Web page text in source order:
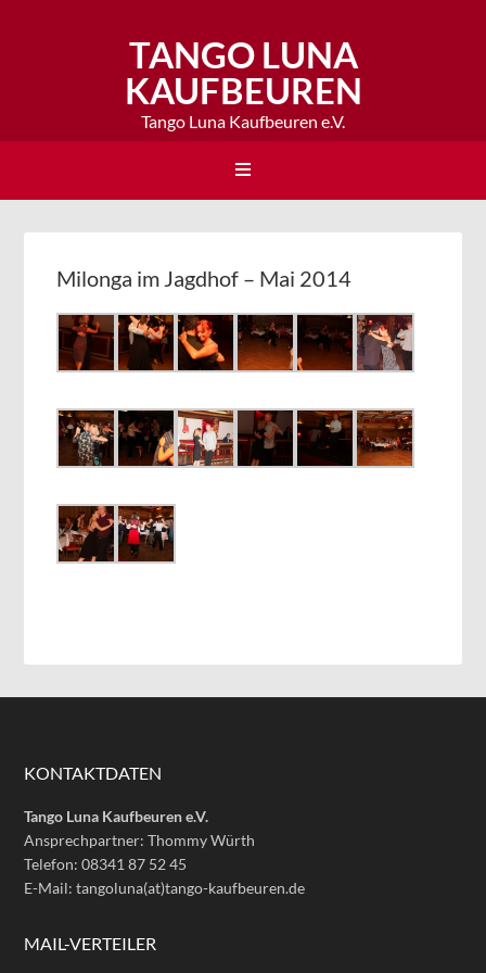
TANGO LUNA
KAUFBEUREN
Tango Luna Kaufbeuren e.V.
Milonga im Jagdhof – Mai 2014
KONTAKTDATEN
Tango Luna Kaufbeuren e.V.
Ansprechpartner: Thommy Würth
Telefon: 08341 87 52 45
E-Mail: tangoluna(at)tango-kaufbeuren.de
MAIL-VERTEILER